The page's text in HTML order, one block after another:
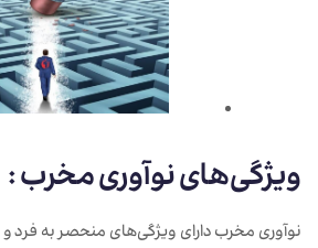
ویژگی‌های نوآوری‌ مخرب :
نوآوری مخرب دارای ویژگی‌های منحصر به